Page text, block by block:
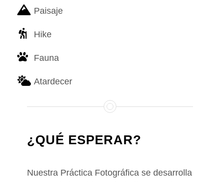
Paisaje
Hike
Fauna
Atardecer
¿QUÉ ESPERAR?
Nuestra Práctica Fotográfica se desarrolla